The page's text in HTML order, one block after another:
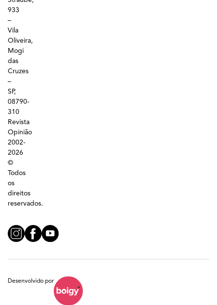
933
–
Vila
Oliveira,
Mogi
das
Cruzes
–
SP,
08790-
310
Revista
Opinião
2002-
2026
©
Todos
os
direitos
reservados.
Desenvolvido por